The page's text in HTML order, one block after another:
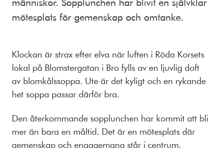
mötesplats för gemenskap och omtanke.
Klockan är strax efter elva när luften i Röda Korsets
lokal på Blomstergatan i Bro fylls av en ljuvlig doft
av blomkålssoppa. Ute är det kyligt och en rykande
het soppa passar därför bra.
Den återkommande sopplunchen har kommit att bli
mer än bara en måltid. Det är en mötesplats där
gemenskap och engagemang står i centrum.